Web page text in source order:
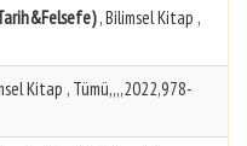
, Bilimsel Kitap ,
Kitap , Tümü,,,,2022,978-